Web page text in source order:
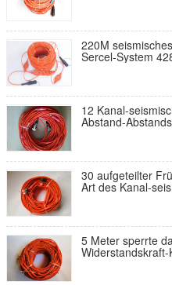
220M
Sercel-System
12 Kanal-
Abstand-
30 aufgeteilter
Art des Kanal-
5 Meter sperrte